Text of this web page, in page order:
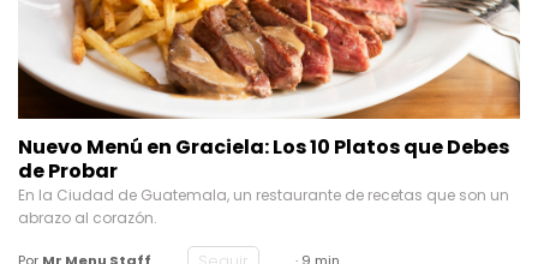
Nuevo Menú en Graciela: Los 10 Platos que Debes
de Probar
En la Ciudad de Guatemala, un restaurante de recetas que son un
abrazo al corazón.
Por Mr Menu Staff Seguir · 9 min